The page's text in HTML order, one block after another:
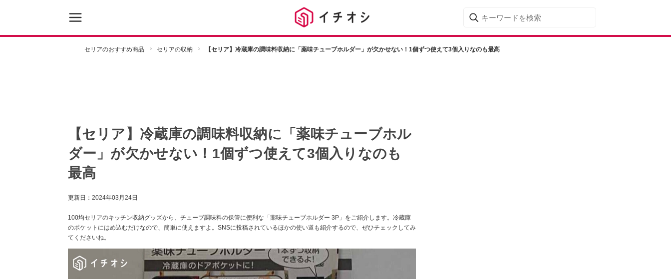
セリアのおすすめ商品 セリアの収納 【セリア】冷蔵庫の調味料収納に「薬味チューブホルダー」が欠かせない！1個ずつ使えて3個入りなのも最高
【セリア】冷蔵庫の調味料収納に「薬味チューブホル
ダー」が欠かせない！1個ずつ使えて3個入りなのも
最高
更新日： 2024年03月24日
100均セリアのキッチン収納グッズから、チューブ調味料の保管に便利な「薬味チューブホルダー 3P」をご紹介します。冷蔵庫
のポケットにはめ込むだけなので、簡単に使えますよ。SNSに投稿されているほかの使い道も紹介するので、ぜひチェックしてみ
てくださいね。